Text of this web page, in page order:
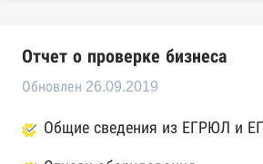
Отчет о проверке бизнеса
Обновлен 26.09.2019
Общие сведения из ЕГРЮЛ и